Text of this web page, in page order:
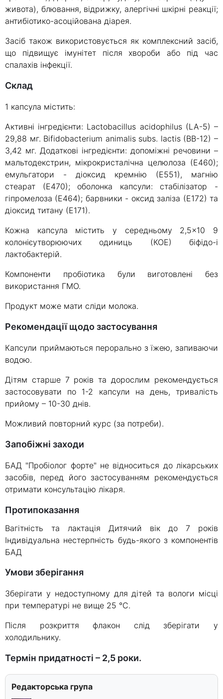
живота), блювання, відрижку, алергічні шкірні реакції;
антибіотико-асоційована діарея.
Засіб також використовується як комплексний засіб,
що підвищує імунітет після хвороби або під час
спалахів інфекції.
склад
1 капсула містить:
Активні інгредієнти: Lactobacillus acidophilus (LA-5) –
29,88 мг. Bifidobacterium animalis subs. lactis (BB-12) –
3,42 мг. Додаткові інгредієнти: допоміжні речовини –
мальтодекстрин, мікрокристалічна целюлоза (Е460);
емульгатори - діоксид кремнію (Е551), магнію
стеарат (Е470); оболонка капсули: стабілізатор -
гіпромелоза (Е464); барвники - оксид заліза (Е172) та
діоксид титану (Е171).
Кожна капсула містить у середньому 2,5×10 9
колонієутворюючих одиниць (КОЕ) біфідо-і
лактобактерій.
Компоненти пробіотика були виготовлені без
використання ГМО.
Продукт може мати сліди молока.
Рекомендації щодо застосування
Капсули приймаються перорально з їжею, запиваючи
водою.
Дітям старше 7 років та дорослим рекомендується
застосовувати по 1-2 капсули на день, тривалість
прийому – 10-30 днів.
Можливий повторний курс (за потреби).
Запобіжні заходи
БАД "Пробіолог форте" не відноситься до лікарських
засобів, перед його застосуванням рекомендується
отримати консультацію лікаря.
Протипоказання
Вагітність та лактація Дитячий вік до 7 років
Індивідуальна нестерпність будь-якого з компонентів
БАД
Умови зберігання
Зберігати у недоступному для дітей та вологи місці
при температурі не вище 25 °С.
Після розкриття флакон слід зберігати у
холодильнику.
Термін придатності – 2,5 роки.
Редакторська група